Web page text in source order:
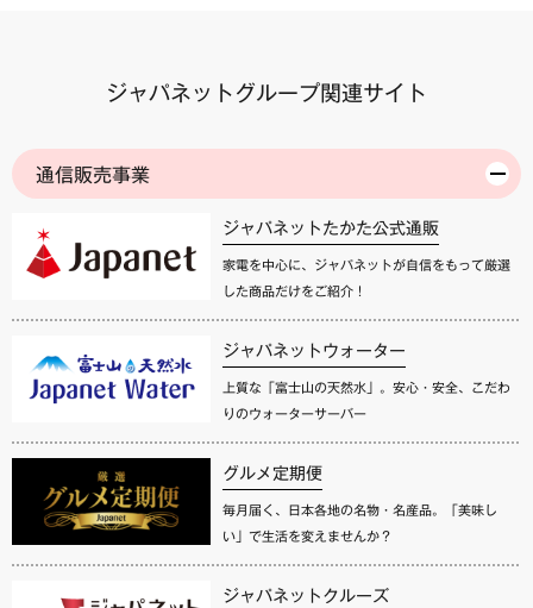
ジャパネットグループ関連サイト
通信販売事業
ジャパネットたかた公式通販
家電を中心に、ジャパネットが自信をもって厳選
した商品だけをご紹介！
ジャパネットウォーター
上質な「富士山の天然水」。安心・安全、こだわ
りのウォーターサーバー
グルメ定期便
毎月届く、日本各地の名物・名産品。「美味し
い」で生活を変えませんか？
ジャパネットクルーズ